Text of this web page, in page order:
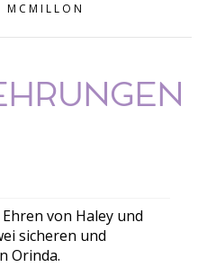
MCMILLON
von Haley und
sicheren und
Orinda.